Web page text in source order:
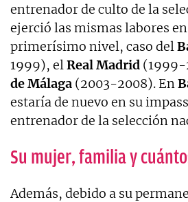
entrenador de culto de la
ejerció las mismas labores
primerísimo nivel, caso del
1999), elReal Madrid (1999-
de Málaga (2003-2008). En
estaría de nuevo en su
entrenador de la selección
Su mujer, familia y
Además, debido a su